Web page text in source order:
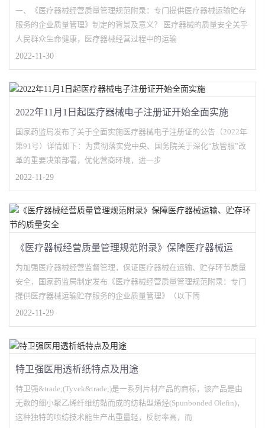
运输贮存服务的企业质量管理》详细解读
一、《医疗器械经营质量管理规范附录：专门提供医疗器械运输贮存
服务的企业质量管理》制定的背景及意义？ 医疗器械的质量安全关乎
人民群众生命健康，医疗器械经营过程中的运输
2022-11-30
2022年11月1日起医疗器械电子注册证开始全面实施
国家药监局发布了关于全面实施医疗器械电子注册证的公告（2022年
第91号）详情如下：为贯彻落实党中央、国务院关于深化“放管服”改
革的重要决策部署，优化营商环境，进一步
2022-11-29
《医疗器械经营质量管理规范附录》保障医疗器械运
输、贮存环节的质量安全
为加强医疗器械经营监督管理，保证医疗器械在运输、贮存环节质量
安全，国家药监局制定发布《医疗器械经营质量管理规范附录：专门
提供医疗器械运输贮存服务的企业质量管理》（以下简
2022-11-29
特卫强医用透析纸特点及用途
特卫强&trade;(Tyvek&trade;)是一系列片材产品的商标，该产品是由
无数的细小聚乙烯纤维纺黏而成的纺粘型烯烃(Spunbonded Olefin)，
这种独特的喷纺技术能生产出重量轻，反射率高，而